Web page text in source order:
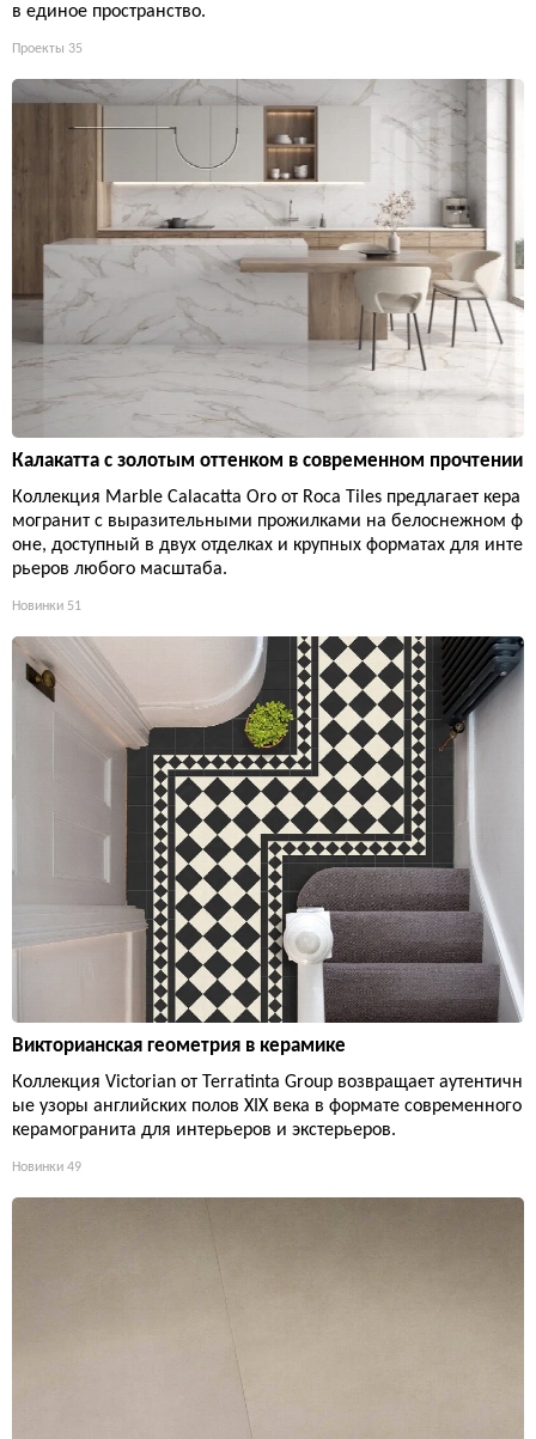
в единое пространство.
Проекты 35
Калакатта с золотым оттенком в современном прочтении
Коллекция Marble Calacatta Oro от Roca Tiles предлагает кера
могранит с выразительными прожилками на белоснежном ф
оне, доступный в двух отделках и крупных форматах для инте
рьеров любого масштаба.
Новинки 51
Викторианская геометрия в керамике
Коллекция Victorian от Terratinta Group возвращает аутентичн
ые узоры английских полов XIX века в формате современного
керамогранита для интерьеров и экстерьеров.
Новинки 49